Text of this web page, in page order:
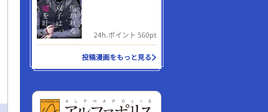
24h.ポイント 560pt
投稿漫画をもっと見る